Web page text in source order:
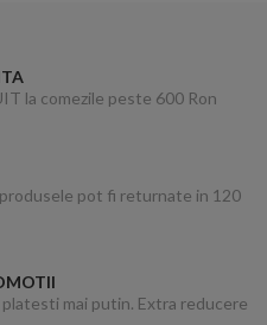
la comezile peste 600 Ron
pot fi returnate in 120
platesti mai putin. Extra reducere